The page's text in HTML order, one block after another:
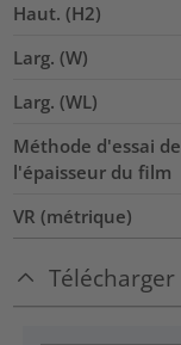
Haut. (H2)
Larg. (W)
Larg. (WL)
Méthode d'essai de
l'épaisseur du film
VR (métrique)
Télécharger